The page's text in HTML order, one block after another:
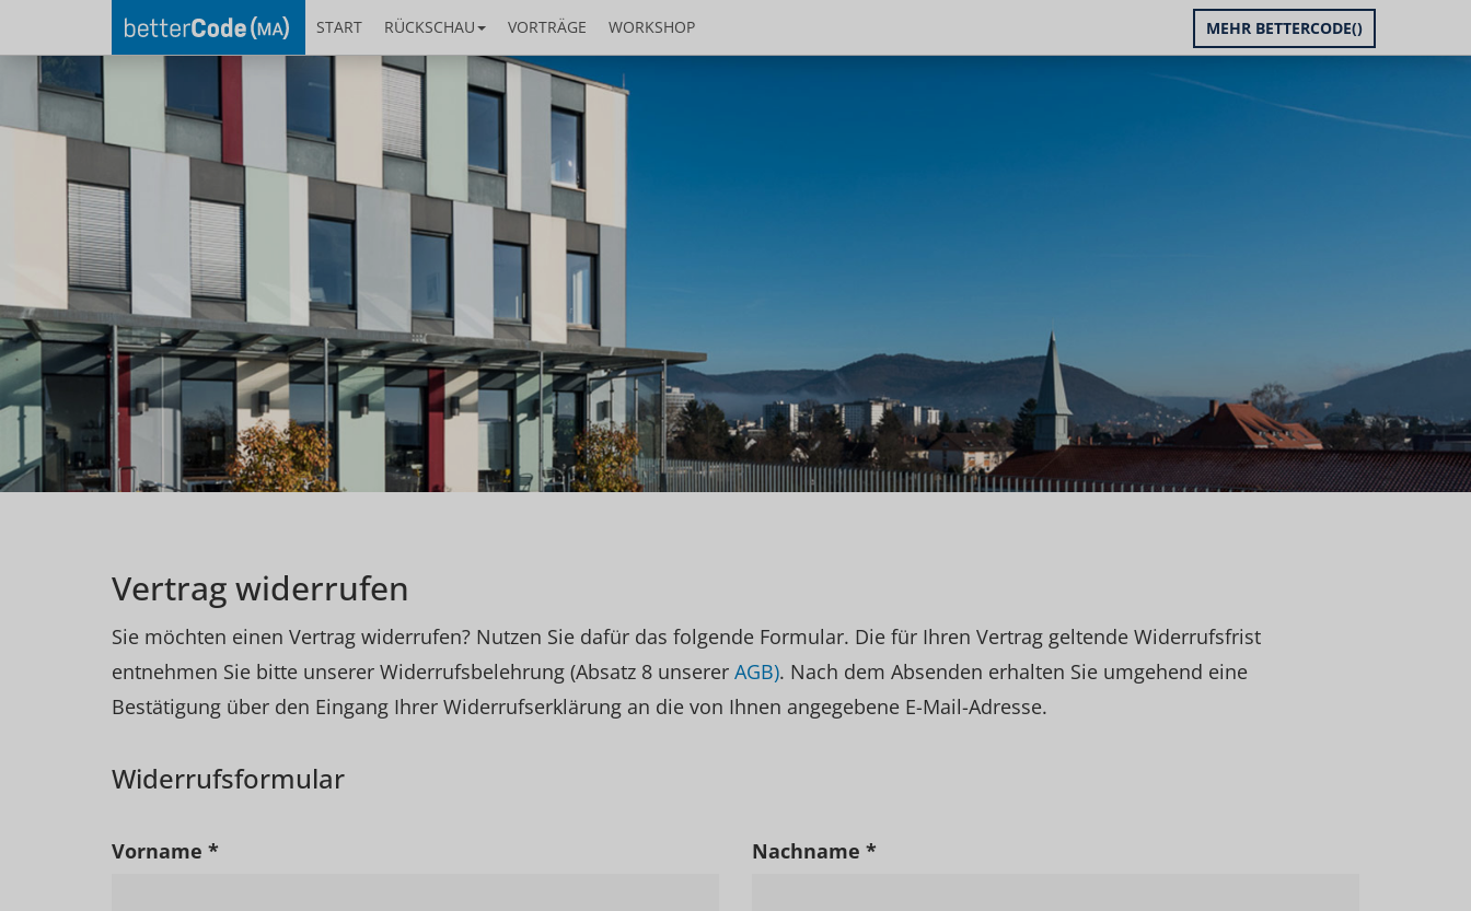
START RÜCKSCHAU VORTRÄGE WORKSHOP MEHR BETTERCODE()
Vertrag widerrufen
Sie möchten einen Vertrag widerrufen? Nutzen Sie dafür das folgende Formular. Die für Ihren Vertrag geltende Widerrufsfrist
entnehmen Sie bitte unserer Widerrufsbelehrung (Absatz 8 unserer AGB). Nach dem Absenden erhalten Sie umgehend eine
Bestätigung über den Eingang Ihrer Widerrufserklärung an die von Ihnen angegebene E-Mail-Adresse.
Widerrufsformular
Vorname * Nachname *